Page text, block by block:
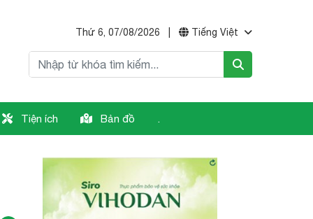
Thứ 6, 07/08/2026 Tiếng Việt
Tiện ích Bản đồ .